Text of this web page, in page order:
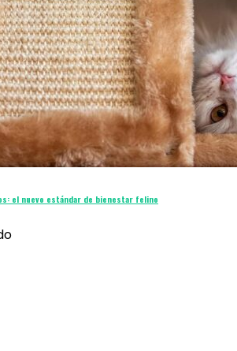
el nuevo estándar de bienestar felino